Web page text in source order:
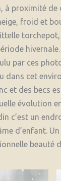
à proximité de
froid et
hivernale.
par ces
dans cet
et des becs
évolution
c’est un
d’enfant.
beauté